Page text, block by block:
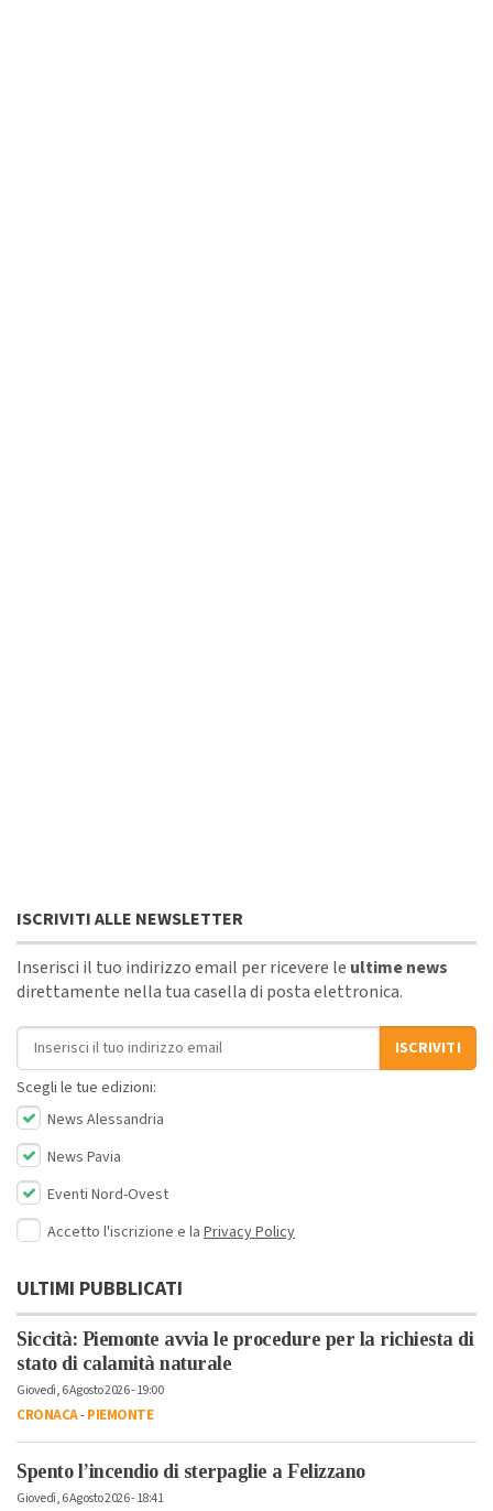
ISCRIVITI ALLE NEWSLETTER
Inserisci il tuo indirizzo email per ricevere le ultime news
direttamente nella tua casella di posta elettronica.
Indirizzo email
ISCRIVITI
Scegli le tue edizioni:
News Alessandria
News Pavia
Eventi Nord-Ovest
Accetto l'iscrizione e la Privacy Policy
ULTIMI PUBBLICATI
Siccità: Piemonte avvia le procedure per la richiesta di
stato di calamità naturale
Giovedì, 6 Agosto 2026 - 19:00
CRONACA-PIEMONTE
Spento l’incendio di sterpaglie a Felizzano
Giovedì, 6 Agosto 2026 - 18:41